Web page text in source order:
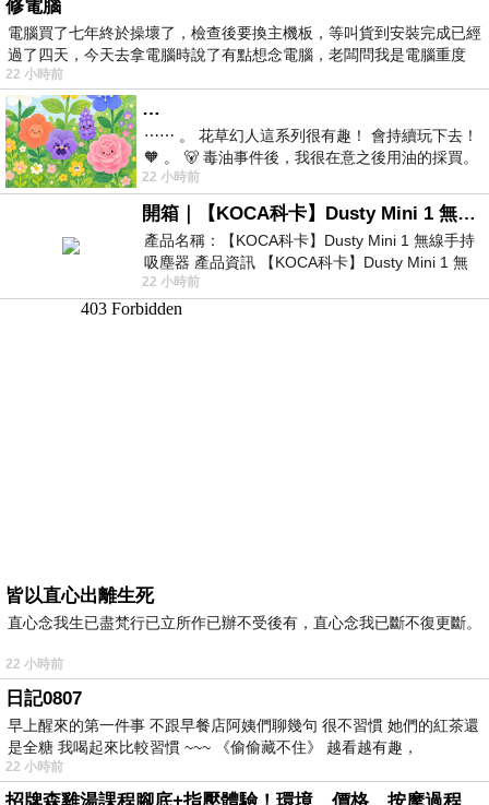
修電腦
電腦買了七年終於操壞了，檢查後要換主機板，等叫貨到安裝完成已經
過了四天，今天去拿電腦時說了有點想念電腦，老闆問我是電腦重度
22 小時前
…
⋯⋯ 。 花草幻人這系列很有趣！ 會持續玩下去！
🧡 。 🐻 毒油事件後，我很在意之後用油的採買。
前天購買了我之前就很愛
22 小時前
開箱｜【KOCA科卡】Dusty Mini 1 無線手持吸塵器
產品名稱：【KOCA科卡】Dusty Mini 1 無線手持
吸塵器 產品資訊 【KOCA科卡】Dusty Mini 1 無
線手持吸塵器評語： 能吸、能吹兼具兩
22 小時前
皆以直心出離生死
直心念我生已盡梵行已立所作已辦不受後有，直心念我已斷不復更斷。
22 小時前
日記0807
早上醒來的第一件事 不跟早餐店阿姨們聊幾句 很不習慣 她們的紅茶還
是全糖 我喝起來比較習慣 ~~~ 《偷偷藏不住》 越看越有趣，
22 小時前